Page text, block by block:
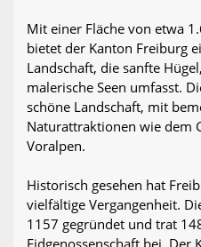
Mit einer Fläche von etwa
bietet der Kanton Freiburg
Landschaft, die sanfte
malerische Seen umfasst.
schöne Landschaft, mit
Naturattraktionen wie dem
Voralpen.
Historisch gesehen hat
vielfältige Vergangenheit.
1157 gegründet und trat